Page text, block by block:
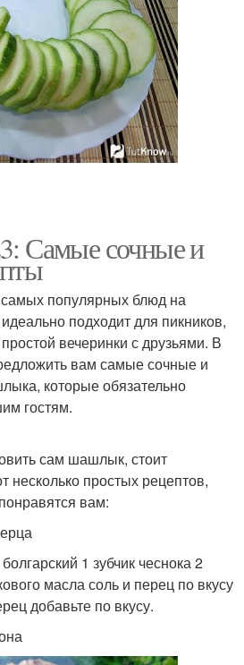
Самые сочные и
популярных блюд на
подходит для пикников,
вечеринки с друзьями. В
вам самые сочные и
которые обязательно
гостям.
сам шашлык, стоит
несколько простых рецептов,
вам:
1 зубчик чеснока 2
масла соль и перец по вкусу
добавьте по вкусу.